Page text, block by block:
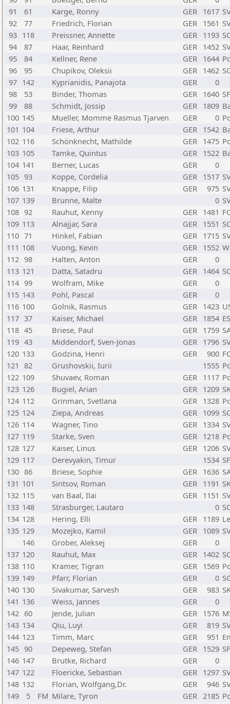
91
61 Karge, Ronny GER 1617
92
77 Friedrich, Florian GER 1561
93 118 Preissner, Annette GER 1193
94
87 Haar, Reinhard GER 1452
95
84 Kellner, Rene GER 1644
96
95 Chupikov, Oleksii GER 1462
97 142 Kyprianidis, Panajota GER
0
98
53 Binder, Thomas GER 1640
99
88 Schmidt, Jossip GER 1809
100 145 Mueller, Momme Rasmus Tjarven GER 0
101 104 Friese, Arthur GER 1542
102 116 Schönknecht, Mathilde GER 1475
103 105 Tamke, Quintus GER 1522
104 141 Berner, Lucas GER
0
105 93 Koppe, Cordelia GER 1517
106 131 Knappe, Filip GER 975
107 139 Brunne, Malte 0
108 92 Rauhut, Kenny GER 1481
109 113 Alnajjar, Sara GER 1551
110 71 Hinkel, Fabian GER 1715
111 108 Vuong, Kevin GER 1552
112 98 Halten, Anton GER
0
113 121 Datta, Satadru GER 1464
114 99 Wolfram, Mike GER
0
115 143 Pohl, Pascal GER
0
116 100 Golnik, Rasmus GER 1423
117 37 Kaiser, Michael GER 1854
118 45 Briese, Paul GER 1759
119 43 Middendorf, Sven-Jonas GER 1796
120 133 Godzina, Henri GER 900
121 82 Grushovskii, Iurii 1555
122 109 Shuvaev, Roman GER 1117
123 126 Bugiel, Arian GER 1209
124 112 Grinman, Svetlana GER 1328
125 124 Ziepa, Andreas GER 1099
126 114 Wagner, Tino GER 1334
127 119 Starke, Sven GER 1218
128 127 Kaiser, Linus GER 1206
129 117 Derevyakin, Timur 1534
130 86 Briese, Sophie GER 1636
131 101 Sintsov, Roman GER 1191
132 115 van Baal, Ilai GER 1151
133 148 Strasburger, Lautaro 0
134 128 Hering, Elli GER 1189
135 129 Mozejko, Kamil GER 1089
146
Grober, Aleksej GER
0
137 120 Rauhut, Max GER 1402
138 110 Kramer, Tigran GER 1569
139 149 Pfarr, Florian GER 0
140 130 Sivakumar, Sarvesh GER 983
141 136 Weiss, Jannes GER
0
142 60 Jende, Julian GER 1576
143 134 Qiu, Luyi GER 819
144 123 Timm, Marc GER 951
145 90 Depeweg, Stefan GER 1529
146 147 Brutke, Richard GER
0
147 122 Floericke, Sebastian GER 1297
148 132 Florian, Wolfgang,Dr. GER 946
149
5 FM Milare, Tyron GER 2185